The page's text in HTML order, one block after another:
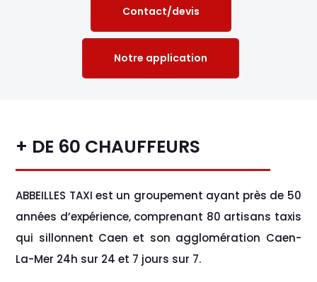
Contact/devis
Notre application
+ DE 60 CHAUFFEURS
ABBEILLES TAXI est un groupement ayant près de 50
années d’expérience, comprenant 80 artisans taxis
qui sillonnent Caen et son agglomération Caen-
La-Mer 24h sur 24 et 7 jours sur 7.